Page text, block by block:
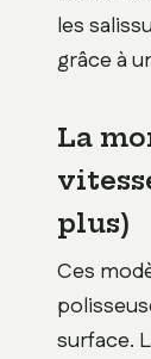
les
grâce à
La
plus)
Ces
surface.